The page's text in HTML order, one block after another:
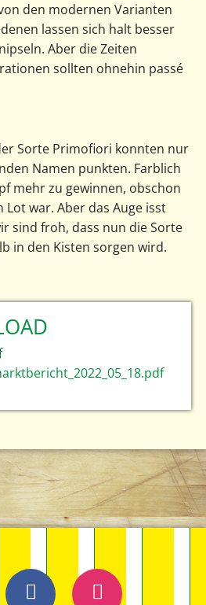
den modernen Varianten
lassen sich halt besser
Aber die Zeiten
sollten ohnehin passé
Sorte Primofiori konnten nur
Namen punkten. Farblich
mehr zu gewinnen, obschon
Lot war. Aber das Auge isst
sind froh, dass nun die Sorte
in den Kisten sorgen wird.